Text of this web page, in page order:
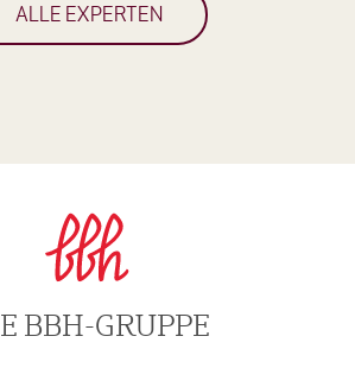
ALLE EXPERTEN
BBH-GRUPPE